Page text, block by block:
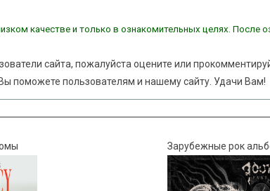
качестве и только в ознакомительных целях. После
сайта, пожалуйста оцените или
поможете пользователям и нашему сайту. Удачи Вам!
Зарубежные рок